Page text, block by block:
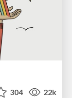
304 22k